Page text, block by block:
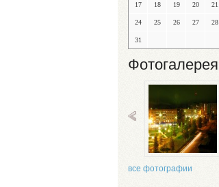
17 18 19 20 21
24 25 26 27 28
31
Фотогалерея
все фотографии